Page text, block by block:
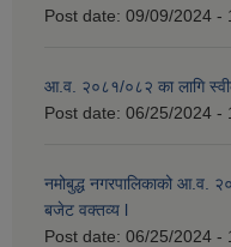
Post date: 09/09/2024 -
आ.व. २०८१/०८२ का लागि
Post date: 06/25/2024 -
नमोबुद्ध नगरपालिकाको आ‍.व.
बजेट वक्तव्य l
Post date: 06/25/2024 -